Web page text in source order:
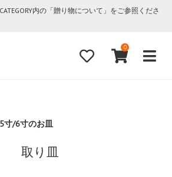
内の「贈り物について」をご参照くださ
0
寸/6寸のお皿
取り皿